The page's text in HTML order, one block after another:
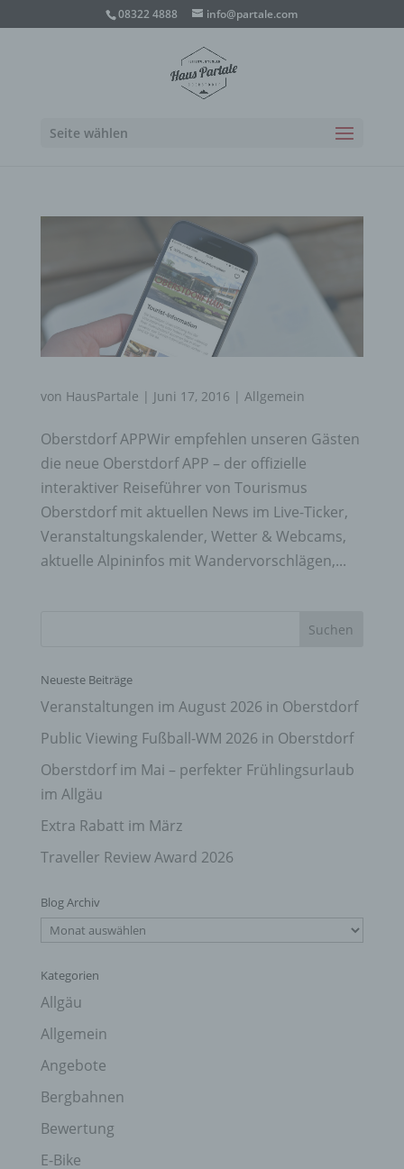
08322 4888 info@partale.com
Seite wählen
von HausPartale | Juni 17, 2016 | Allgemein
Oberstdorf APPWir empfehlen unseren Gästen
die neue Oberstdorf APP – der offizielle
interaktiver Reiseführer von Tourismus
Oberstdorf mit aktuellen News im Live-Ticker,
Veranstaltungskalender, Wetter & Webcams,
aktuelle Alpininfos mit Wandervorschlägen,...
Neueste Beiträge
Veranstaltungen im August 2026 in Oberstdorf
Public Viewing Fußball-WM 2026 in Oberstdorf
Oberstdorf im Mai – perfekter Frühlingsurlaub
im Allgäu
Extra Rabatt im März
Traveller Review Award 2026
Blog Archiv
Blog
Kategorien
Allgäu
Allgemein
Angebote
Bergbahnen
Bewertung
E-Bike